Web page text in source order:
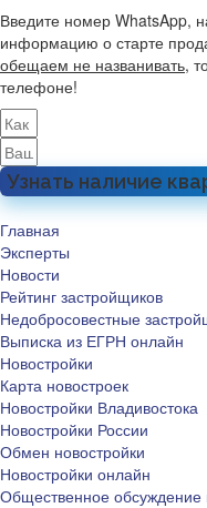
Введите номер WhatsApp,
информацию о старте
обещаем не названивать,
телефоне!
Узнать наличие
Главная
Эксперты
Новости
Рейтинг застройщиков
Недобросовестные
Выписка из ЕГРН онлайн
Новостройки
Карта новостроек
Новостройки Владивостока
Новостройки России
Обмен новостройки
Новостройки онлайн
Общественное обсуждение